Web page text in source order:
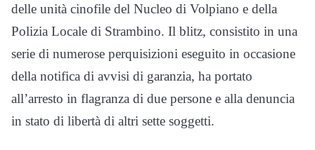
delle unità cinofile del Nucleo di Volpiano e della
Polizia Locale di Strambino. Il blitz, consistito in una
serie di numerose perquisizioni eseguito in occasione
della notifica di avvisi di garanzia, ha portato
all’arresto in flagranza di due persone e alla denuncia
in stato di libertà di altri sette soggetti.